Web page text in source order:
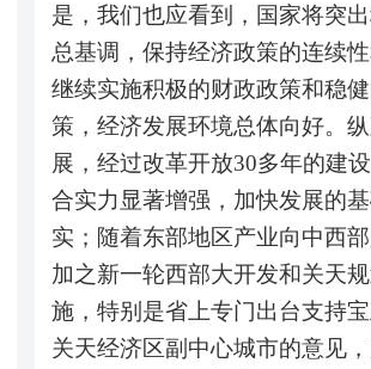
是，我们也应看到，国家将突
总基调，保持经济政策的连续性
继续实施积极的财政政策和稳
策，经济发展环境总体向好。
展，经过改革开放30多年的建
合实力显著增强，加快发展的
实；随着东部地区产业向中西部
加之新一轮西部大开发和关天
施，特别是省上专门出台支持
关天经济区副中心城市的意见